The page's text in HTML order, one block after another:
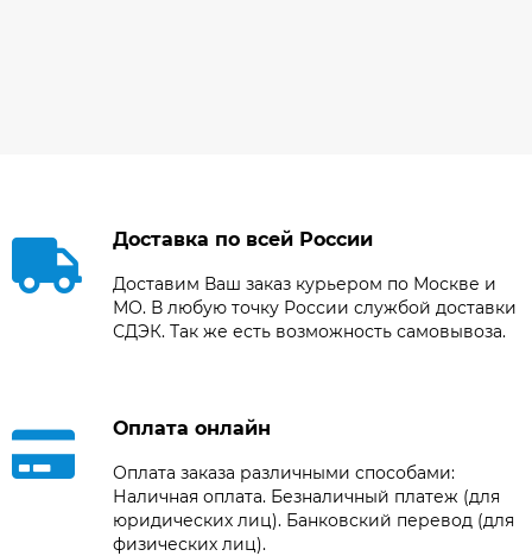
Доставка по всей России
Доставим Ваш заказ курьером по Москве и
МО. В любую точку России службой доставки
СДЭК. Так же есть возможность самовывоза.
Оплата онлайн
Оплата заказа различными способами:
Наличная оплата. Безналичный платеж (для
юридических лиц). Банковский перевод (для
физических лиц).